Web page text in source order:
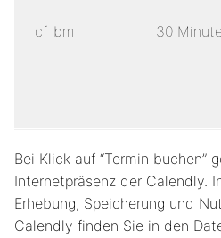
__cf_bm 30
Bei Klick auf “Termin buchen”
Internetpräsenz der Calendly.
Erhebung, Speicherung und
Calendly finden Sie in den